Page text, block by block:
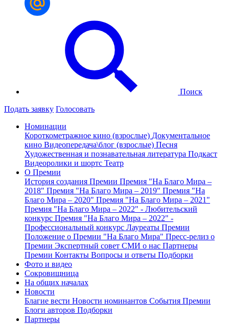
Поиск
Подать заявку Голосовать
Номинации
Короткометражное кино (взрослые) Документальное
кино Видеопередача\блог (взрослые) Песня
Художественная и познавательная литература Подкаст
Видеоролики и шортс Театр
О Премии
История создания Премии Премия "На Благо Мира –
2018" Премия "На Благо Мира – 2019" Премия "На
Благо Мира – 2020" Премия "На Благо Мира – 2021"
Премия "На Благо Мира – 2022" - Любительский
конкурс Премия "На Благо Мира – 2022" -
Профессиональный конкурс Лауреаты Премии
Положение о Премии "На Благо Мира" Пресс-релиз о
Премии Экспертный совет СМИ о нас Партнеры
Премии Контакты Вопросы и ответы Подборки
Фото и видео
Сокровищница
На общих началах
Новости
Благие вести Новости номинантов События Премии
Блоги авторов Подборки
Партнеры